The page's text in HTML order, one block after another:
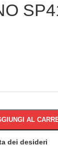
AL
dei desideri